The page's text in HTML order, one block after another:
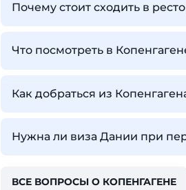
Почему стоит сходить в
Что посмотреть в
Как добраться из
Нужна ли виза Дании при
ВСЕ ВОПРОСЫ О КОПЕНГАГЕНЕ